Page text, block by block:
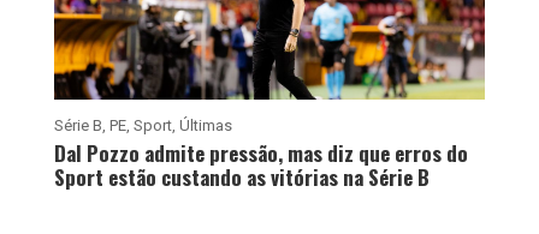
Série B PE, Sport, Últimas
Dal Pozzo admite pressão, mas diz que erros do
Sport estão custando as vitórias na Série B